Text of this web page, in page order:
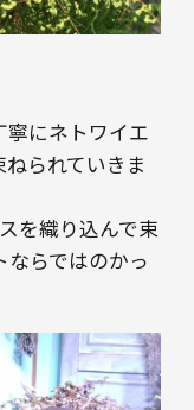
寧にネトワイエ
ねられていきま
を織り込んで束
ならではのかっ